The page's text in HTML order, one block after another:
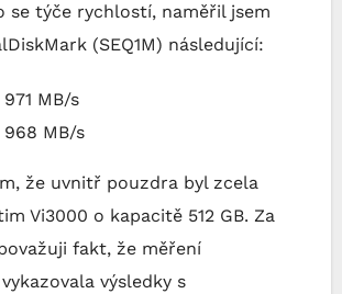
se týče rychlostí, naměřil jsem
(SEQ1M) následující:
MB/s
MB/s
že uvnitř pouzdra byl zcela
Vi3000 o kapacitě 512 GB. Za
fakt, že měření
výsledky s